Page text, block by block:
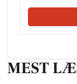
MEST